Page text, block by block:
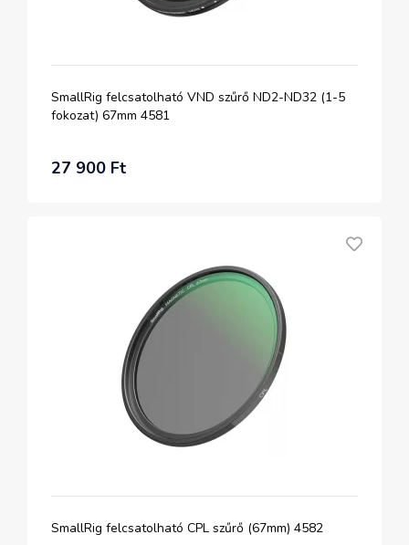
SmallRig felcsatolható VND szűrő ND2-ND32 (1-5
fokozat) 67mm 4581
27 900 Ft
SmallRig felcsatolható CPL szűrő (67mm) 4582